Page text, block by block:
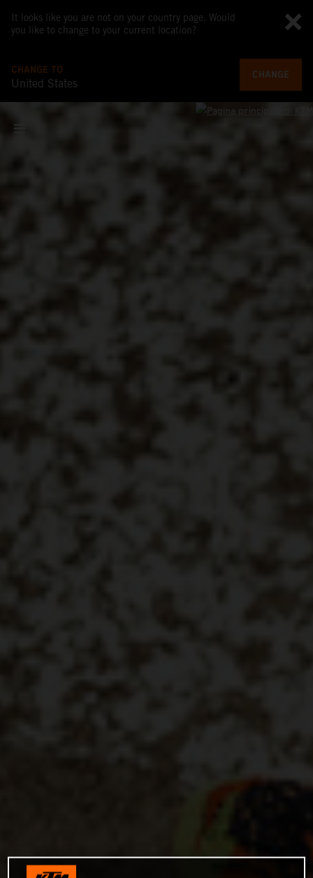
It looks like you are not on your country page. Would
you like to change to your current location?
CHANGE TO
United States
CHANGE